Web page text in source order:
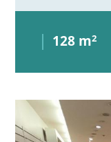
128 m2